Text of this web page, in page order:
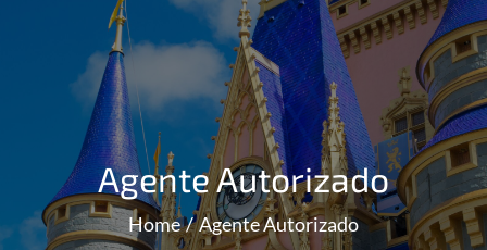
Agente Autorizado
Home Agente Autorizado